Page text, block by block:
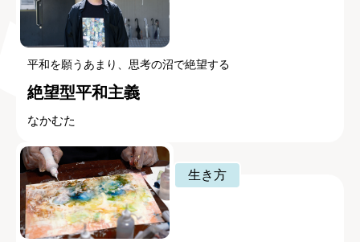
平和を願うあまり、思考の沼で絶望する
絶望型平和主義
なかむた
生き方